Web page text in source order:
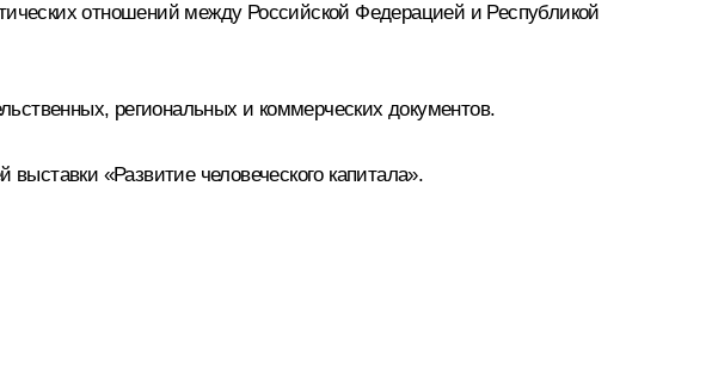
отношений между Российской Федерацией и Республикой
региональных и коммерческих документов.
«Развитие человеческого капитала».